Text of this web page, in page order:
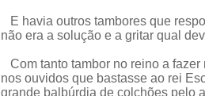
E havia outros tambores que
não era a solução e a gritar qual
Com tanto tambor no reino a
nos ouvidos que bastasse ao rei
grande balbúrdia de colchões pelo